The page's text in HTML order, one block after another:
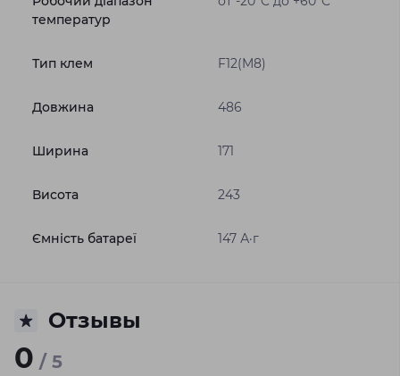
температур
Тип клем F12(M8)
Довжина 486
Ширина 171
Висота 243
Ємність батареї 147 А·г
Отзывы
0 / 5